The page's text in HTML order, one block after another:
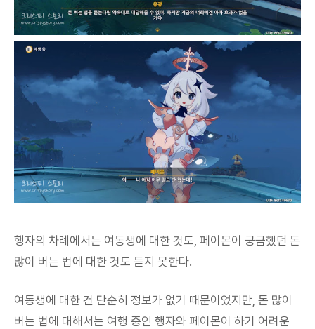
행자의 차례에서는 여동생에 대한 것도, 페이몬이 궁금했던 돈
많이 버는 법에 대한 것도 듣지 못한다.
여동생에 대한 건 단순히 정보가 없기 때문이었지만, 돈 많이
버는 법에 대해서는 여행 중인 행자와 페이몬이 하기 어려운